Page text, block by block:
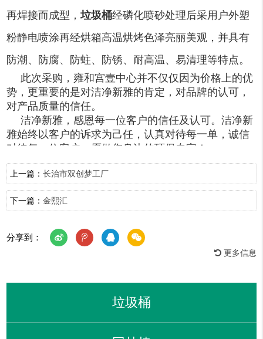
再焊接而成型，垃圾桶经磷化喷砂处理后采用户外塑
粉静电喷涂再经烘箱高温烘烤色泽亮丽美观，并具有
防潮、防腐、防蛀、防锈、耐高温、易清理等特点。
此次采购，雍和宫壹中心并不仅仅因为价格上的优
势，更重要的是对洁净新雅的肯定，对品牌的认可，
对产品质量的信任。
洁净新雅，感恩每一位客户的信任及认可。洁净新
雅始终以客户的诉求为己任，认真对待每一单，诚信
对待每一位客户，愿做您身边的环保专家！
现场部分垃圾桶安装图片及视频现分享给大家。
上一篇：长治市双创梦工厂
下一篇：金熙汇
分享到：
更多信息
垃圾桶